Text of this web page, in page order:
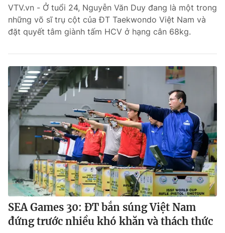
VTV.vn - Ở tuổi 24, Nguyễn Văn Duy đang là một trong
những võ sĩ trụ cột của ĐT Taekwondo Việt Nam và
đặt quyết tâm giành tấm HCV ở hạng cân 68kg.
SEA Games 30: ĐT bắn súng Việt Nam
đứng trước nhiều khó khăn và thách thức